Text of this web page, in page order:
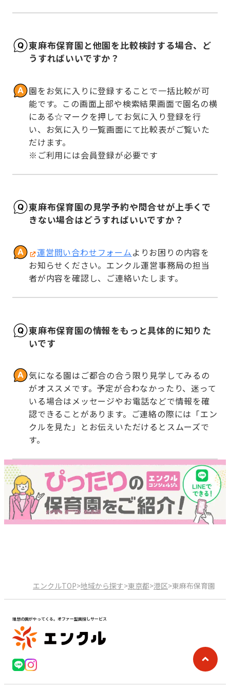
東麻布保育園と他園を比較検討する場合、ど
うすればいいですか？
園をお気に入りに登録することで一括比較が可
能です。この画面上部や検索結果画面で園名の横
にある☆マークを押してお気に入り登録を行
い、お気に入り一覧画面にて比較表がご覧いた
だけます。
※ご利用には会員登録が必要です
東麻布保育園の見学予約や問合せが上手くで
きない場合はどうすればいいですか？
運営問い合わせフォームよりお困りの内容を
お知らせください。エンクル運営事務局の担当
者が内容を確認し、ご連絡いたします。
東麻布保育園の情報をもっと具体的に知りた
いです
気になる園はご都合の合う限り見学してみるの
がオススメです。予定が合わなかったり、迷って
いる場合はメッセージやお電話などで情報を確
認できることがあります。ご連絡の際には「エン
クルを見た」とお伝えいただけるとスムーズで
す。
エンクルTOP>地域から探す>東京都>港区>東麻布保育園
理想の園がやってくる。オファー型園探しサービス